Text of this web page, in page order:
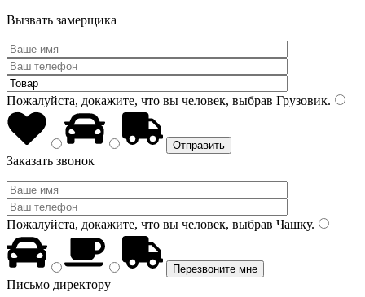
Вызвать замерщика
Пожалуйста, докажите, что вы человек, выбрав Грузовик.
Заказать звонок
Пожалуйста, докажите, что вы человек, выбрав Чашку.
Письмо директору